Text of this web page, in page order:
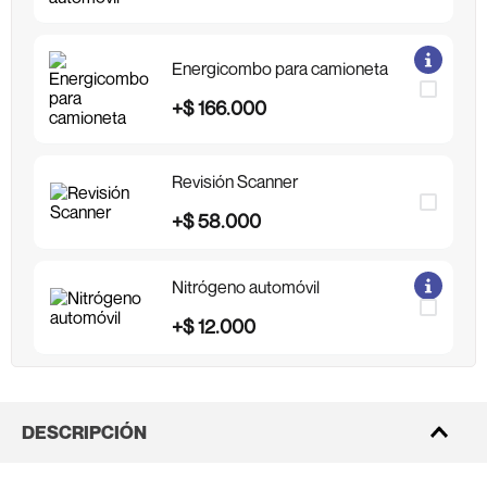
Energicombo para camioneta
+$166.000
Revisión Scanner
+$58.000
Nitrógeno automóvil
+$12.000
DESCRIPCIÓN